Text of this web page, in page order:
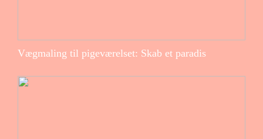
Vægmaling til pigeværelset: Skab et paradis